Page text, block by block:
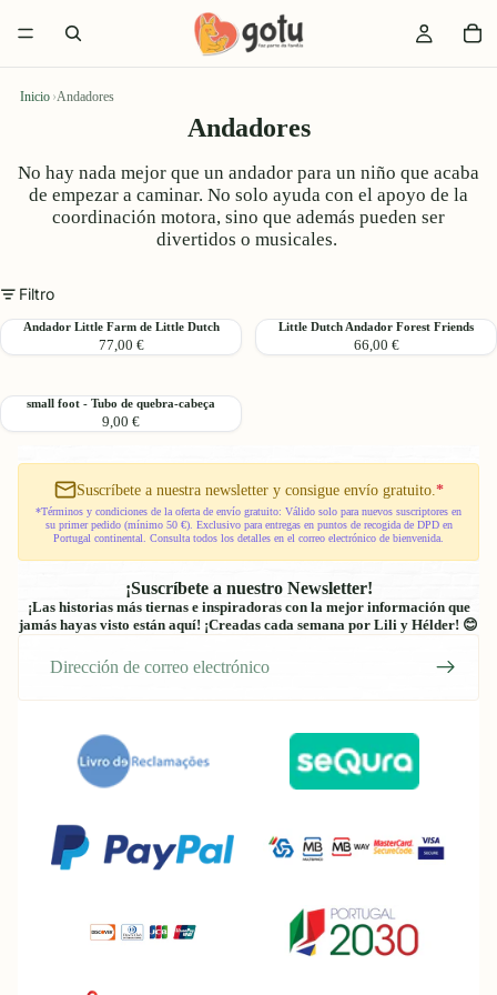
Inicio ›Andadores
Andadores
No hay nada mejor que un andador para un niño que acaba
de empezar a caminar. No solo ayuda con el apoyo de la
coordinación motora, sino que además pueden ser
divertidos o musicales.
Filtro
Andador
Little
Little
Dutch
Andador Little Farm de Little Dutch
77,00 €
Little
Dutch
Little Dutch Andador Forest Friends
66,00 €
small
foot
Tubo
quebra-
cabeça
small foot - Tubo de quebra-cabeça
9,00 €
Suscríbete a nuestra newsletter y consigue envío gratuito. *
*Términos y condiciones de la oferta de envío gratuito: Válido solo para nuevos suscriptores en
su primer pedido (mínimo 50 €). Exclusivo para entregas en puntos de recogida de DPD en
Portugal continental. Consulta todos los detalles en el correo electrónico de bienvenida.
¡Suscríbete a nuestro Newsletter!
¡Las historias más tiernas e inspiradoras con la mejor información que
jamás hayas visto están aquí! ¡Creadas cada semana por Lili y Hélder! 😊
electrónico